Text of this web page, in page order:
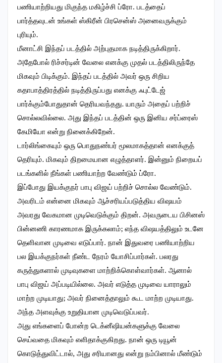
பணியாற்றியது மிகுந்த மகிழ்ச்சி ப்ரோ. படத்தைப்
பார்த்தவுடன் உங்கள் ஸ்கிரீன் பிரசென்ஸ் அனைவருக்கும்
புரியும்.
மீனாட்சி இந்தப் படத்தில் அற்புதமாக நடித்திருக்கிறார்.
அதேபோல் ரிச்சர்டின் வேலை எனக்கு முதல் படத்திலிருந்தே
மிகவும் பிடிக்கும். இந்தப் படத்தில் அவர் ஒரு சிறிய
கதாபாத்திரத்தில் நடித்திருப்பது எனக்கு ஃபுட்டேஜ்
பார்க்கும்போதுதான் தெரியவந்தது. யாரும் அதைப் பற்றிச்
சொல்லவில்லை. அது இந்தப் படத்தின் ஒரு இனிய சர்ப்ரைஸ்
கேமியோ என்று நினைக்கிறேன்.
டார்லிங்கையும் ஒரு பொதுநண்பர் மூலமாகத்தான் எனக்குத்
தெரியும். மிகவும் திறமையான எழுத்தாளர். இன்னும் நிறையப்
படங்களில் நீங்கள் பணியாற்ற வேண்டும் ப்ரோ.
இப்போது இயக்குநர் பாபு விஜய் பற்றிச் சொல்ல வேண்டும்.
அவரிடம் என்னை மிகவும் ஆச்சரியப்படுத்திய விஷயம்
அவரது வேகமான முடிவெடுக்கும் திறன். அவருடைய பிசினஸ்
பின்னணி காரணமாக இருக்கலாம்; எந்த விஷயத்திலும் உடனே
தெளிவான முடிவை எடுப்பார். நான் இதுவரை பணியாற்றிய
பல இயக்குநர்கள் நீண்ட நேரம் யோசிப்பார்கள். பலரது
கருத்துகளால் முடிவுகளை மாற்றிக்கொள்வார்கள். ஆனால்
பாபு விஜய் அப்படியில்லை. அவர் எடுத்த முடிவை யாராலும்
மாற்ற முடியாது; அவர் நினைத்தாலும் கூட மாற்ற முடியாது.
அந்த அளவுக்கு உறுதியான முடிவெடுப்பவர்.
அது எங்களைப் போன்ற டெக்னீஷியன்களுக்கு வேலை
செய்வதை மிகவும் எளிதாக்குகிறது. நான் ஒரு டியூன்
கொடுத்துவிட்டால், அது சரியானது என்று நம்பினால் மீண்டும்